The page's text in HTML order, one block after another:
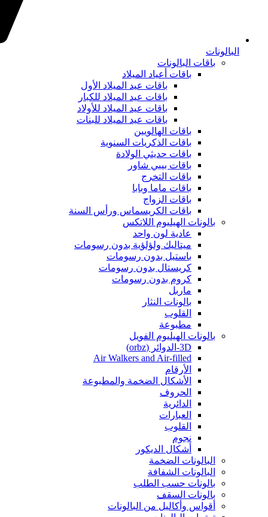
البالونات
باقات البالونات
باقات أعياد الميلاد
باقات عيد الميلاد الأول
باقات عيد الميلاد للكبار
باقات عيد الميلاد للأولاد
باقات عيد الميلاد للبنات
باقات الهالويين
باقات الذكريات السنوية
باقات حديثي الولادة
باقات بيبي شاور
باقات التخرج
باقات ماما وبابا
باقات الزواج
باقات الكريسماس ورأس السنة
بالونات الهيليوم اللاتكس
عادية لون واحد
ميتاليك ولؤلؤية بدون رسومات
باستيل بدون رسومات
كريستال بدون رسومات
كروم بدون رسومات
ماربل
بالونات النثار
القلوب
مطبوعة
بالونات الهيليوم الفويل
3D-الدوائر (orbz)
Air Walkers and Air-filled
الأرقام
الأشكال الضخمة والمطبوعة
الحروف
الدائرية
العبارات
القلوب
نجوم
أشكال الديكور
البالونات الضخمة
البالونات الشفافة
بالونات حسب الطلب
بالونات السقف
أقواس وأكاليل من البالونات